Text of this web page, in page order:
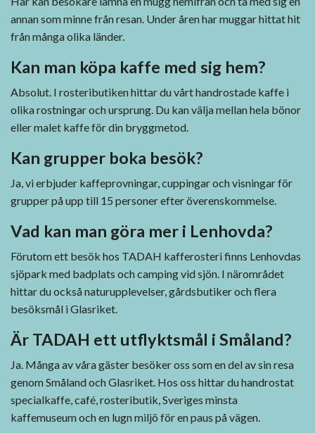
annan som minne från resan. Under åren har muggar hittat hit
från många olika länder.
Kan man köpa kaffe med sig hem?
Absolut. I rosteributiken hittar du vårt handrostade kaffe i
olika rostningar och ursprung. Du kan välja mellan hela bönor
eller malet kaffe för din bryggmetod.
Kan grupper boka besök?
Ja, vi erbjuder kaffeprovningar, cuppingar och visningar för
grupper på upp till 15 personer efter överenskommelse.
Vad kan man göra mer i Lenhovda?
Förutom ett besök hos TADAH kafferosteri finns Lenhovdas
sjöpark med badplats och camping vid sjön. I närområdet
hittar du också naturupplevelser, gårdsbutiker och flera
besöksmål i Glasriket.
Är TADAH ett utflyktsmål i Småland?
Ja. Många av våra gäster besöker oss som en del av sin resa
genom Småland och Glasriket. Hos oss hittar du handrostat
specialkaffe, café, rosteributik, Sveriges minsta
kaffemuseum och en lugn miljö för en paus på vägen.